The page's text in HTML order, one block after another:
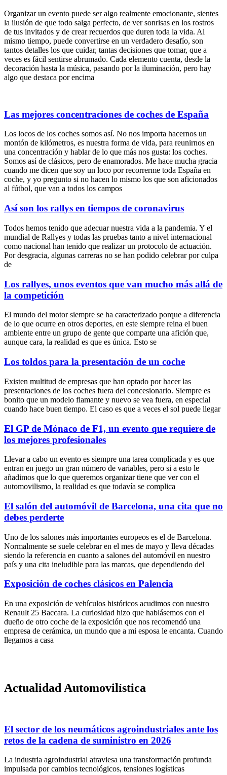
Organizar un evento puede ser algo realmente emocionante, sientes
la ilusión de que todo salga perfecto, de ver sonrisas en los rostros
de tus invitados y de crear recuerdos que duren toda la vida. Al
mismo tiempo, puede convertirse en un verdadero desafío, son
tantos detalles los que cuidar, tantas decisiones que tomar, que a
veces es fácil sentirse abrumado. Cada elemento cuenta, desde la
decoración hasta la música, pasando por la iluminación, pero hay
algo que destaca por encima
Las mejores concentraciones de coches de España
Los locos de los coches somos así. No nos importa hacernos un
montón de kilómetros, es nuestra forma de vida, para reunirnos en
una concentración y hablar de lo que más nos gusta: los coches.
Somos así de clásicos, pero de enamorados. Me hace mucha gracia
cuando me dicen que soy un loco por recorrerme toda España en
coche, y yo pregunto si no hacen lo mismo los que son aficionados
al fútbol, que van a todos los campos
Así son los rallys en tiempos de coronavirus
Todos hemos tenido que adecuar nuestra vida a la pandemia. Y el
mundial de Rallyes y todas las pruebas tanto a nivel internacional
como nacional han tenido que realizar un protocolo de actuación.
Por desgracia, algunas carreras no se han podido celebrar por culpa
de
Los rallyes, unos eventos que van mucho más allá de
la competición
El mundo del motor siempre se ha caracterizado porque a diferencia
de lo que ocurre en otros deportes, en este siempre reina el buen
ambiente entre un grupo de gente que comparte una afición que,
aunque cara, la realidad es que es única. Esto se
Los toldos para la presentación de un coche
Existen multitud de empresas que han optado por hacer las
presentaciones de los coches fuera del concesionario. Siempre es
bonito que un modelo flamante y nuevo se vea fuera, en especial
cuando hace buen tiempo. El caso es que a veces el sol puede llegar
El GP de Mónaco de F1, un evento que requiere de
los mejores profesionales
Llevar a cabo un evento es siempre una tarea complicada y es que
entran en juego un gran número de variables, pero si a esto le
añadimos que lo que queremos organizar tiene que ver con el
automovilismo, la realidad es que todavía se complica
El salón del automóvil de Barcelona, una cita que no
debes perderte
Uno de los salones más importantes europeos es el de Barcelona.
Normalmente se suele celebrar en el mes de mayo y lleva décadas
siendo la referencia en cuanto a salones del automóvil en nuestro
país y una cita ineludible para las marcas, que dependiendo del
Exposición de coches clásicos en Palencia
En una exposición de vehículos históricos acudimos con nuestro
Renault 25 Baccara. La curiosidad hizo que hablásemos con el
dueño de otro coche de la exposición que nos recomendó una
empresa de cerámica, un mundo que a mi esposa le encanta. Cuando
llegamos a casa
Actualidad Automovilística
El sector de los neumáticos agroindustriales ante los
retos de la cadena de suministro en 2026
La industria agroindustrial atraviesa una transformación profunda
impulsada por cambios tecnológicos, tensiones logísticas